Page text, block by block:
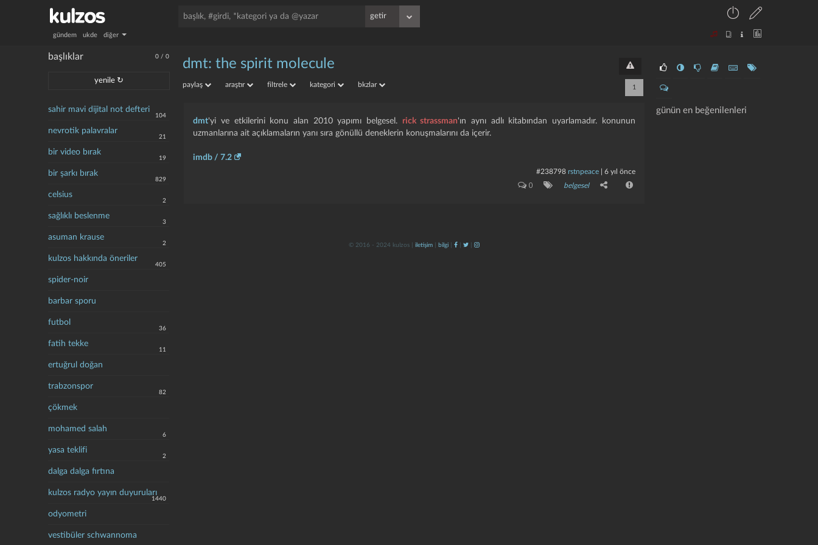
gündem ukde diğer
0 /0
başlıklar
yenile ↻
sahir mavi dijital not defteri
104
nevrotik palavralar
21
bir video bırak
19
bir şarkı bırak
829
celsius
2
sağlıklı beslenme
3
asuman krause
2
kulzos hakkında öneriler
405
spider-noir
barbar sporu
futbol
36
fatih tekke
11
ertuğrul doğan
trabzonspor
82
çökmek
mohamed salah
6
yasa teklifi
2
dalga dalga fırtına
kulzos radyo yayın duyuruları
1440
odyometri
vestibüler schwannoma
günün en beğenilenleri
dmt: the spirit molecule
paylaş araştır filtrele kategori bkzlar 1
dmt'yi ve etkilerini konu alan 2010 yapımı belgesel. rick strassman'ın aynı adlı kitabından uyarlamadır. konunun
uzmanlarına ait açıklamaların yanı sıra gönüllü deneklerin konuşmalarını da içerir.
imdb / 7.2
#238798 rstnpeace| 6 yıl önce
0 belgesel
© 2016 - 2024 kulzos | iletişim bilgi